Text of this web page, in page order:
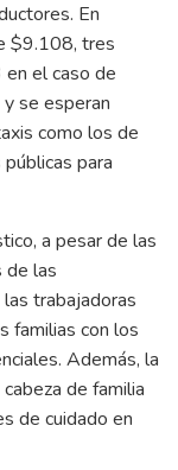
En
$9.108, tres
el caso de
se esperan
como los de
para
a pesar de las
de las
trabajadoras
familias con los
Además, la
de familia
de cuidado en